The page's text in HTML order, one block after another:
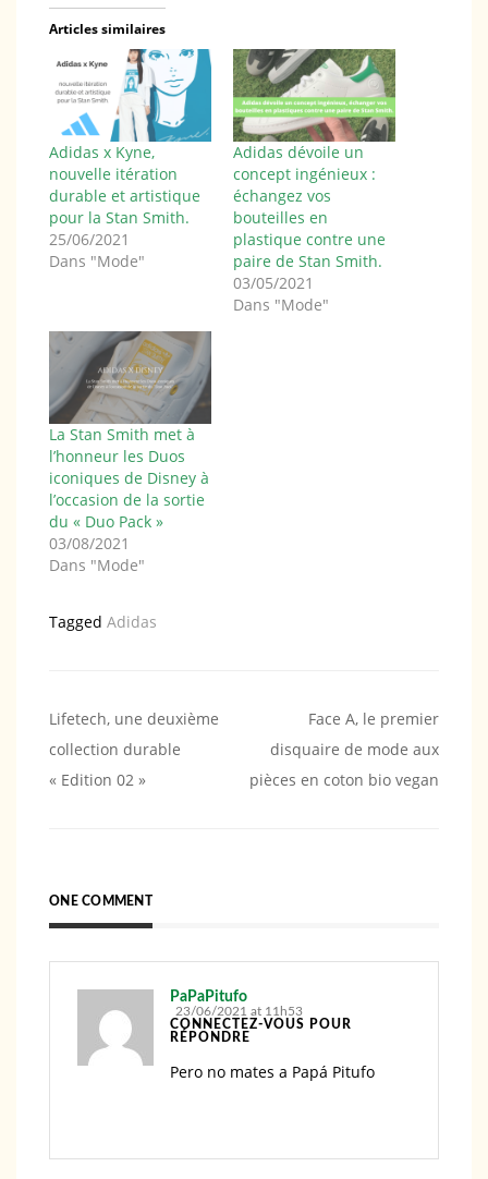
Articles similaires
Adidas x Kyne,
nouvelle itération
durable et artistique
pour la Stan Smith.
25/06/2021
Dans "Mode"
Adidas dévoile un
concept ingénieux :
échangez vos
bouteilles en
plastique contre une
paire de Stan Smith.
03/05/2021
Dans "Mode"
La Stan Smith met à
l’honneur les Duos
iconiques de Disney à
l’occasion de la sortie
du « Duo Pack »
03/08/2021
Dans "Mode"
Tagged Adidas
Navigation
de
l’article
Lifetech, une deuxième
collection durable
« Edition 02 »
Face A, le premier
disquaire de mode aux
pièces en coton bio vegan
ONE COMMENT
PaPaPitufo
23/06/2021 at 11h53
CONNECTEZ-VOUS POUR
RÉPONDRE
Pero no mates a Papá Pitufo